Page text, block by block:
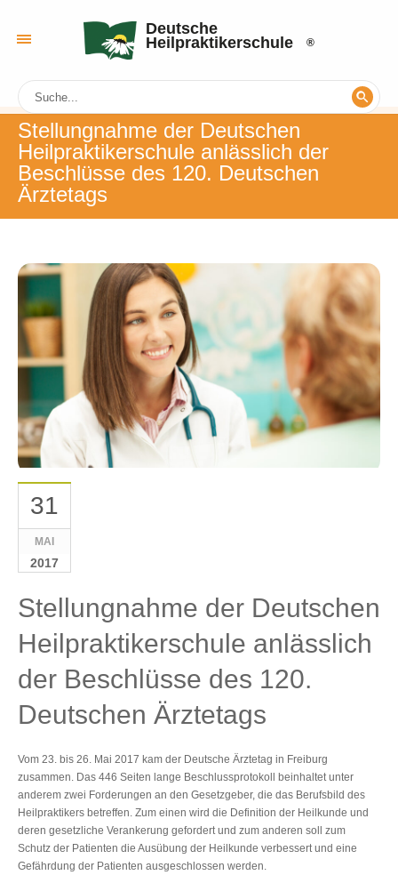
Deutsche
Heilpraktikerschule
Stellungnahme der Deutschen
Heilpraktikerschule anlässlich der
Beschlüsse des 120. Deutschen
Ärztetags
31
MAI
2017
Stellungnahme der Deutschen
Heilpraktikerschule anlässlich
der Beschlüsse des 120.
Deutschen Ärztetags
Vom 23. bis 26. Mai 2017 kam der Deutsche Ärztetag in Freiburg
zusammen. Das 446 Seiten lange Beschlussprotokoll beinhaltet unter
anderem zwei Forderungen an den Gesetzgeber, die das Berufsbild des
Heilpraktikers betreffen. Zum einen wird die Definition der Heilkunde und
deren gesetzliche Verankerung gefordert und zum anderen soll zum
Schutz der Patienten die Ausübung der Heilkunde verbessert und eine
Gefährdung der Patienten ausgeschlossen werden.